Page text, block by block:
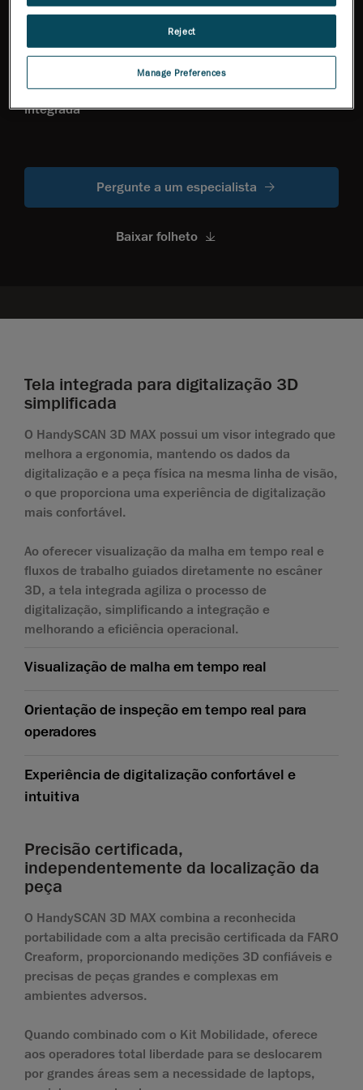
Experiência do usuário
integrada
Capacidade sem fio
Pergunte a um especialista
Baixar folheto
Tela integrada para digitalização 3D
simplificada
O HandySCAN 3D MAX possui um visor integrado que
melhora a ergonomia, mantendo os dados da
digitalização e a peça física na mesma linha de visão,
o que proporciona uma experiência de digitalização
mais confortável.
Ao oferecer visualização da malha em tempo real e
fluxos de trabalho guiados diretamente no escâner
3D, a tela integrada agiliza o processo de
digitalização, simplificando a integração e
melhorando a eficiência operacional.
Visualização de malha em tempo real
Orientação de inspeção em tempo real para
operadores
Experiência de digitalização confortável e
intuitiva
Precisão certificada,
independentemente da localização da
peça
O HandySCAN 3D MAX combina a reconhecida
portabilidade com a alta precisão certificada da FARO
Creaform, proporcionando medições 3D confiáveis e
precisas de peças grandes e complexas em
ambientes adversos.
Quando combinado com o Kit Mobilidade, oferece
aos operadores total liberdade para se deslocarem
por grandes áreas sem a necessidade de laptops,
Manage Preferences
Reject